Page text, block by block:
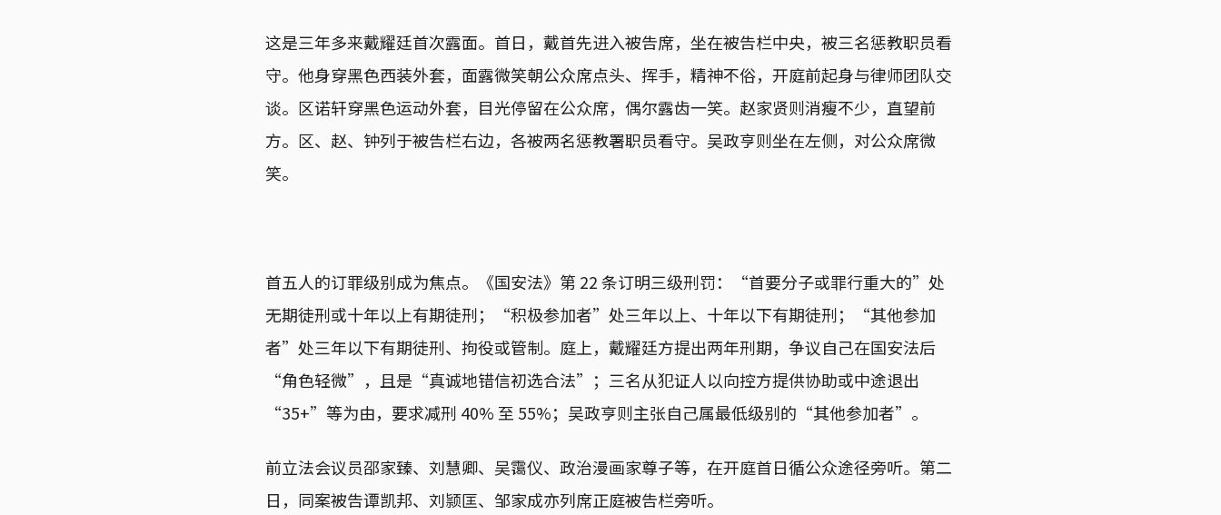
这是三年多来戴耀廷首次露面。首日，戴首先进入被告席，坐在被告栏中央，被三名惩教职员看
守。他身穿黑色西装外套，面露微笑朝公众席点头、挥手，精神不俗，开庭前起身与律师团队交
谈。区诺轩穿黑色运动外套，目光停留在公众席，偶尔露齿一笑。赵家贤则消瘦不少，直望前
方。区、赵、钟列于被告栏右边，各被两名惩教署职员看守。吴政亨则坐在左侧，对公众席微
笑。
首五人的订罪级别成为焦点。《国安法》第 22 条订明三级刑罚：“首要分子或罪行重大的”处
无期徒刑或十年以上有期徒刑；“积极参加者”处三年以上、十年以下有期徒刑；“其他参加
者”处三年以下有期徒刑、拘役或管制。庭上，戴耀廷方提出两年刑期，争议自己在国安法后
“角色轻微”，且是“真诚地错信初选合法”；三名从犯证人以向控方提供协助或中途退出
“35+”等为由，要求减刑 40% 至 55%；吴政亨则主张自己属最低级别的“其他参加者”。
前立法会议员邵家臻、刘慧卿、吴霭仪、政治漫画家尊子等，在开庭首日循公众途径旁听。第二
日，同案被告谭凯邦、刘颕匡、邹家成亦列席正庭被告栏旁听。